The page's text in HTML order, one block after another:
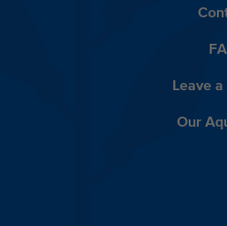
Leave
Our